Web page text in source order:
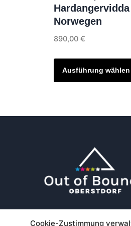
Cookie-Zustimmung
Norwegen
890,00 €
Ausführung wählen